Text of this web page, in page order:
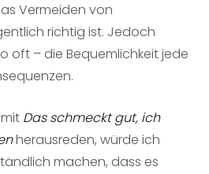
Vermeiden von
richtig ist. Jedoch
oft – die Bequemlichkeit jede
Das schmeckt gut, ich
herausreden, würde ich
machen, dass es